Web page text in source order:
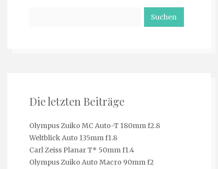
Die letzten Beiträge
Olympus Zuiko MC Auto-T 180mm f2.8
Weltblick Auto 135mm f1.8
Carl Zeiss Planar T* 50mm f1.4
Olympus Zuiko Auto Macro 90mm f2